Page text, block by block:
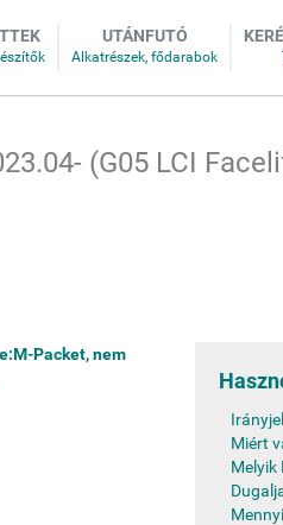
UTÁNFUTÓ
(G05 LCI
Packet, nem
Miért
Melyik